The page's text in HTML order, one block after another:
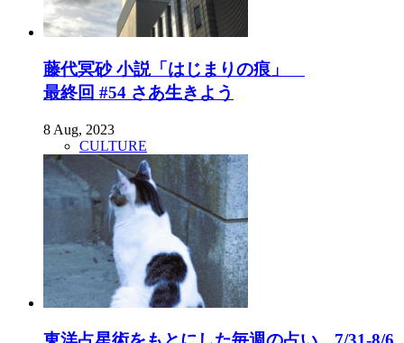
藤代冥砂 小説「はじまりの痕」
最終回 #54 さあ生きよう
8 Aug, 2023
CULTURE